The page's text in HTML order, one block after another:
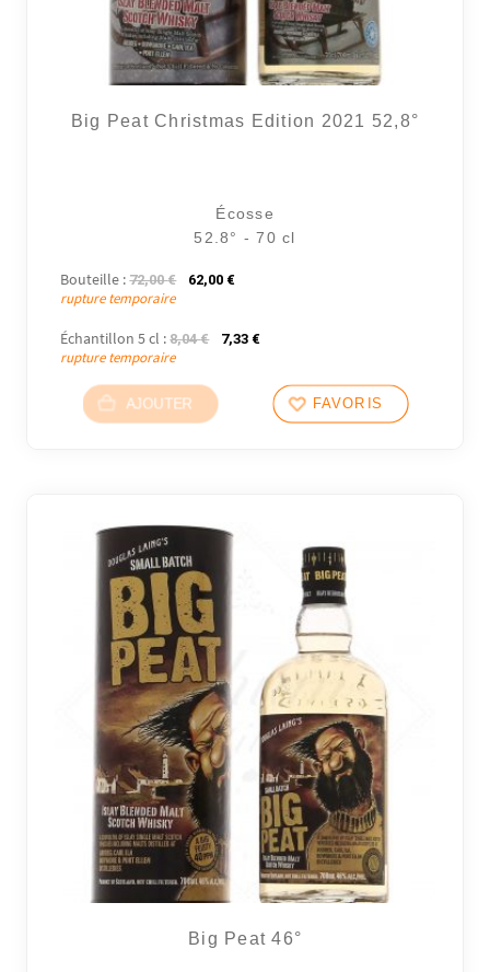
Big Peat Christmas Edition 2021 52,8°
Écosse
52.8° - 70 cl
Bouteille : 72,00€ Le prix initial était : 72,00 €.
62,00 €Le prix actuel est : 62,00 €.
rupture temporaire
Échantillon 5 cl : 8,04€ Le prix initial était : 8,04 €.
7,33 €Le prix actuel est : 7,33 €.
rupture temporaire
AJOUTER FAVORIS
Big Peat 46°